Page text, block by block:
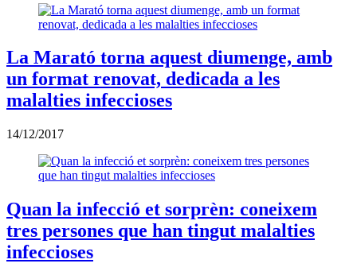
La Marató torna aquest diumenge, amb
un format renovat, dedicada a les
malalties infeccioses
14/12/2017
Quan la infecció et sorprèn: coneixem
tres persones que han tingut malalties
infeccioses